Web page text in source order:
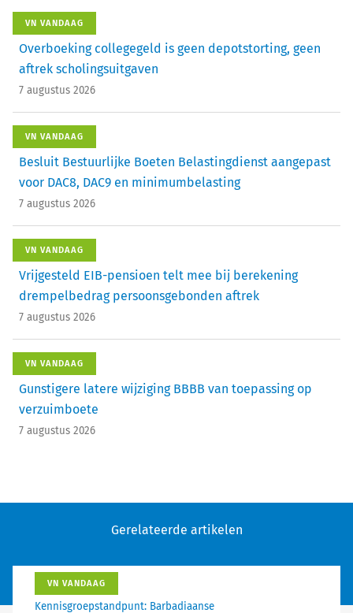
VN VANDAAG
Overboeking collegegeld is geen depotstorting, geen
aftrek scholingsuitgaven
7 augustus 2026
VN VANDAAG
Besluit Bestuurlijke Boeten Belastingdienst aangepast
voor DAC8, DAC9 en minimumbelasting
7 augustus 2026
VN VANDAAG
Vrijgesteld EIB-pensioen telt mee bij berekening
drempelbedrag persoonsgebonden aftrek
7 augustus 2026
VN VANDAAG
Gunstigere latere wijziging BBBB van toepassing op
verzuimboete
7 augustus 2026
Gerelateerde artikelen
VN VANDAAG
Kennisgroepstandpunt: Barbadiaanse